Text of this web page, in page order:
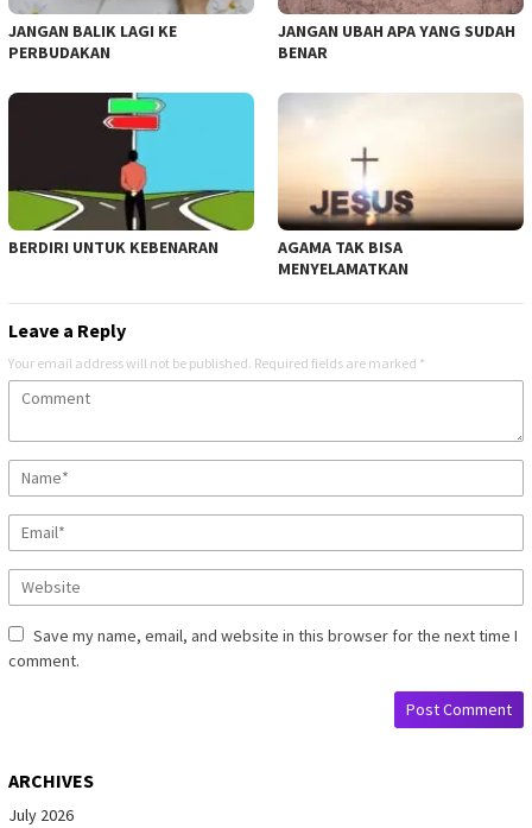
JANGAN BALIK LAGI KE
PERBUDAKAN
JANGAN UBAH APA YANG SUDAH
BENAR
BERDIRI UNTUK KEBENARAN
AGAMA TAK BISA
MENYELAMATKAN
Leave a Reply
Your email address will not be published. Required fields are marked *
Save my name, email, and website in this browser for the next time I
comment.
ARCHIVES
July 2026